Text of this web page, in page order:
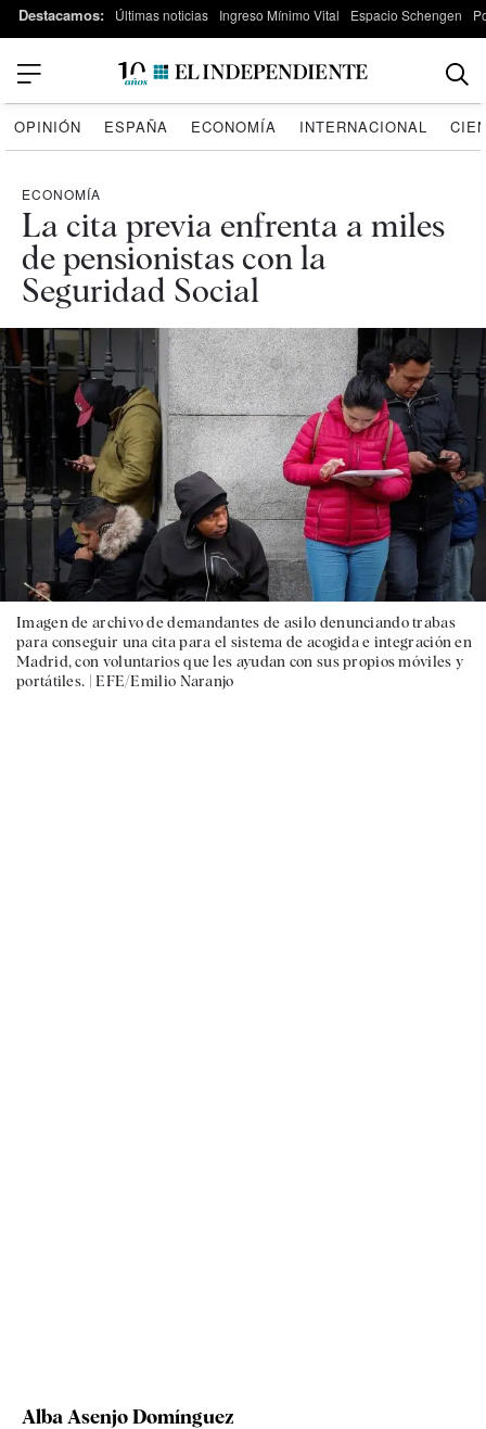
Destacamos: Últimas noticias Ingreso Mínimo Vital Espacio Schengen
OPINIÓN ESPAÑA ECONOMÍA INTERNACIONAL
ECONOMÍA
La cita previa enfrenta a miles
de pensionistas con la
Seguridad Social
Imagen de archivo de demandantes de asilo denunciando trabas
para conseguir una cita para el sistema de acogida e integración en
Madrid, con voluntarios que les ayudan con sus propios móviles y
portátiles. |EFE/Emilio Naranjo
Alba Asenjo Domínguez